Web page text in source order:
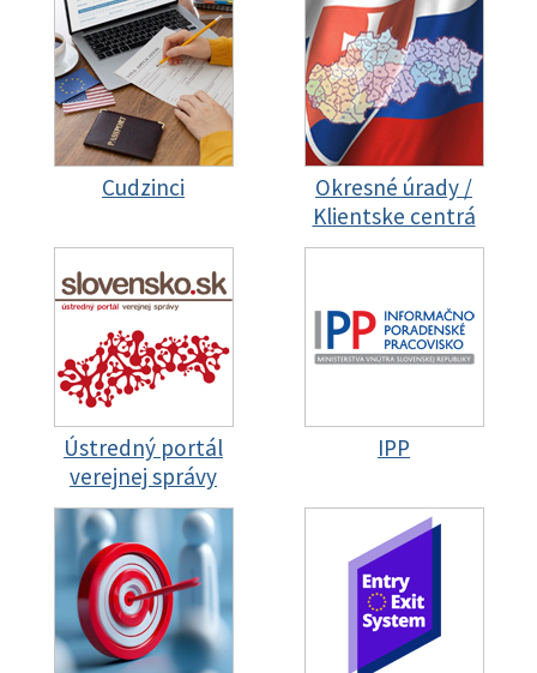
Cudzinci
Okresné úrady /
Klientske centrá
Ústredný portál
verejnej správy
IPP